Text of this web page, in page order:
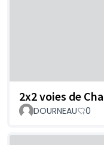
2x2 voies de
DOURNEAU 0